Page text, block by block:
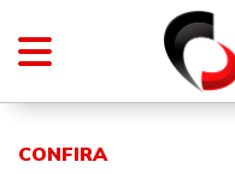
CONFIRA